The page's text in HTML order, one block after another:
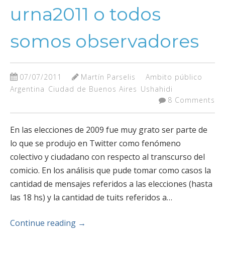
urna2011 o todos
somos observadores
07/07/2011 Martín Parselis
Ambito público
Argentina Ciudad de Buenos Aires Ushahidi
8 Comments
En las elecciones de 2009 fue muy grato ser parte de
lo que se produjo en Twitter como fenómeno
colectivo y ciudadano con respecto al transcurso del
comicio. En los análisis que pude tomar como casos la
cantidad de mensajes referidos a las elecciones (hasta
las 18 hs) y la cantidad de tuits referidos a…
Continue reading →